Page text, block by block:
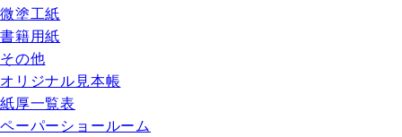
微塗工紙
書籍用紙
その他
オリジナル見本帳
紙厚一覧表
ペーパーショールーム